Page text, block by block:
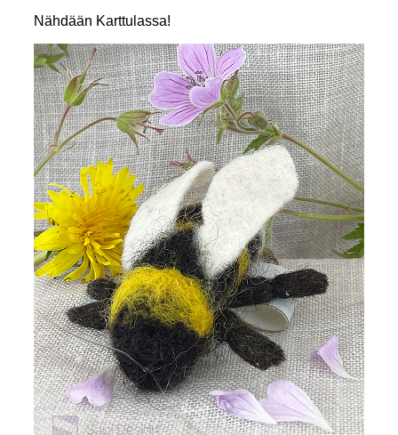
Nähdään Karttulassa!